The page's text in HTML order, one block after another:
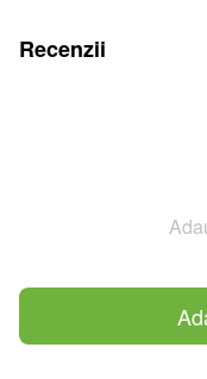
Recenzii